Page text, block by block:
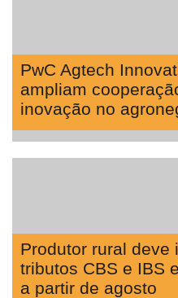
PwC Agtech
ampliam
inovação no
Produtor rural deve
tributos CBS e IBS
a partir de agosto